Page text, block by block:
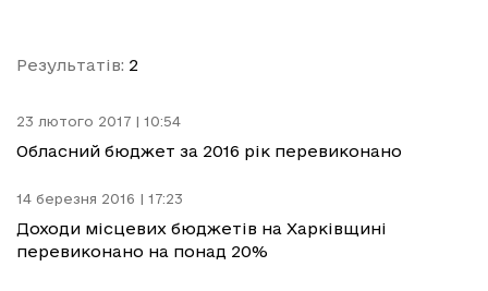
Результатів: 2
23 лютого 2017 | 10:54
Обласний бюджет за 2016 рік перевиконано
14 березня 2016 | 17:23
Доходи місцевих бюджетів на Харківщині
перевиконано на понад 20%